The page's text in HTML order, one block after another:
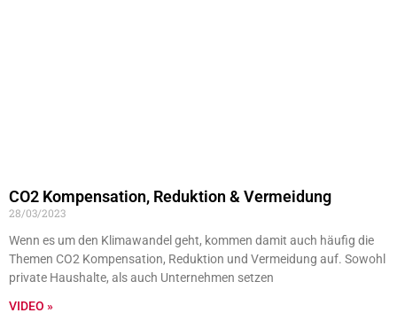
CO2 Kompensation, Reduktion & Vermeidung
28/03/2023
Wenn es um den Klimawandel geht, kommen damit auch häufig die
Themen CO2 Kompensation, Reduktion und Vermeidung auf. Sowohl
private Haushalte, als auch Unternehmen setzen
VIDEO »